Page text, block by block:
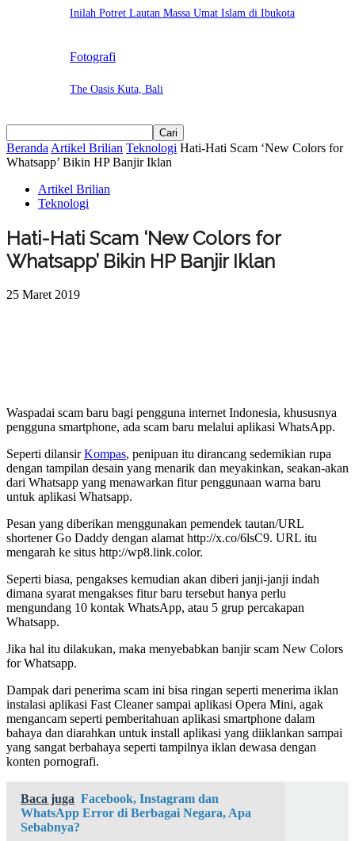
Inilah Potret Lautan Massa Umat Islam di Ibukota
Fotografi
The Oasis Kuta, Bali
Beranda Artikel Brilian Teknologi Hati-Hati Scam ‘New Colors for
Whatsapp’ Bikin HP Banjir Iklan
Artikel Brilian
Teknologi
Hati-Hati Scam ‘New Colors for
Whatsapp’ Bikin HP Banjir Iklan
25 Maret 2019
Waspadai scam baru bagi pengguna internet Indonesia, khususnya
pengguna smartphone, ada scam baru melalui aplikasi WhatsApp.
Seperti dilansirKompas, penipuan itu dirancang sedemikian rupa
dengan tampilan desain yang menarik dan meyakinkan, seakan-akan
dari Whatsapp yang menawarkan fitur penggunaan warna baru
untuk aplikasi Whatsapp.
Pesan yang diberikan menggunakan pemendek tautan/URL
shortener Go Daddy dengan alamat http://x.co/6lsC9. URL itu
mengarah ke situs http://wp8.link.color.
Seperti biasa, pengakses kemudian akan diberi janji-janji indah
dimana syarat mengakses fitur baru tersebut hanya perlu
mengundang 10 kontak WhatsApp, atau 5 grup percakapan
Whatsapp.
Jika hal itu dilakukan, maka menyebabkan banjir scam New Colors
for Whatsapp.
Dampak dari penerima scam ini bisa ringan seperti menerima iklan
instalasi aplikasi Fast Cleaner sampai aplikasi Opera Mini, agak
mengancam seperti pemberitahuan aplikasi smartphone dalam
bahaya dan diarahkan untuk install aplikasi yang diiklankan sampai
yang sangat berbahaya seperti tampilnya iklan dewasa dengan
konten pornografi.
Baca juga Facebook, Instagram dan
WhatsApp Error di Berbagai Negara, Apa
Sebabnya?